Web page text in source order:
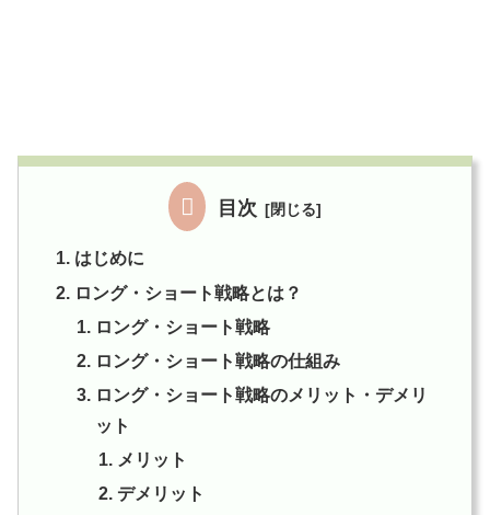
目次
はじめに
ロング・ショート戦略とは？
ロング・ショート戦略
ロング・ショート戦略の仕組み
ロング・ショート戦略のメリット・デメリ
ット
メリット
デメリット